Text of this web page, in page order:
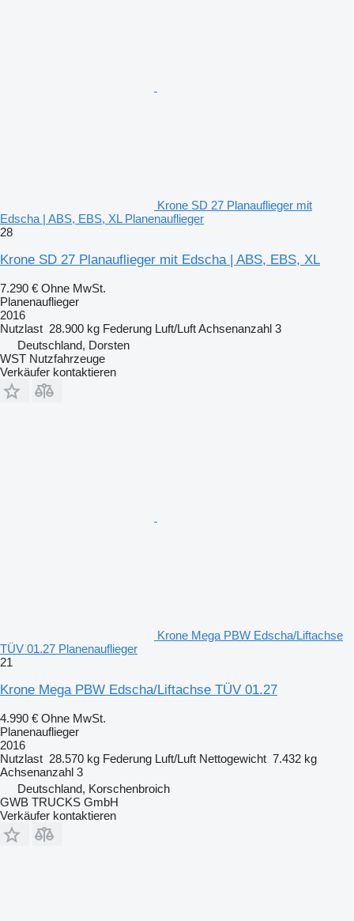
Krone SD 27 Planauflieger mit
Edscha | ABS, EBS, XL Planenauflieger
28
Krone SD 27 Planauflieger mit Edscha | ABS, EBS, XL
7.290 € Ohne MwSt.
Planenauflieger
2016
Nutzlast 28.900 kg Federung Luft/LuftAchsenanzahl 3
Deutschland, Dorsten
WST Nutzfahrzeuge
Verkäufer kontaktieren
Krone Mega PBW Edscha/Liftachse
TÜV 01.27 Planenauflieger
21
Krone Mega PBW Edscha/Liftachse TÜV 01.27
4.990 € Ohne MwSt.
Planenauflieger
2016
Nutzlast 28.570 kg Federung Luft/Luft Nettogewicht 7.432 kg
Achsenanzahl 3
Deutschland, Korschenbroich
GWB TRUCKS GmbH
Verkäufer kontaktieren